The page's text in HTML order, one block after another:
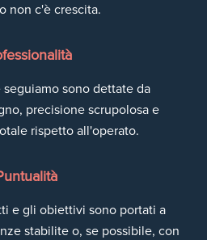
non c'è crescita.
sono dettate da
precisione scrupolosa e
rispetto all'operato.
e gli obiettivi sono portati a
stabilite o, se possibile, con